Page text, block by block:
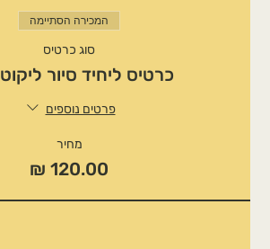
המכירה הסתיימה
סוג כרטיס
כרטיס ליחיד סיור ליקוט 6/4
פרטים נוספים
מחיר